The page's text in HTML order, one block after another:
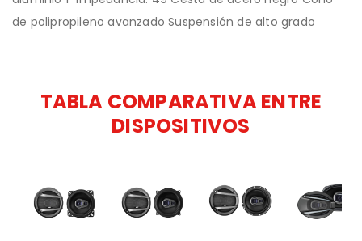
de polipropileno avanzado Suspensión de alto grado
TABLA COMPARATIVA ENTRE
DISPOSITIVOS